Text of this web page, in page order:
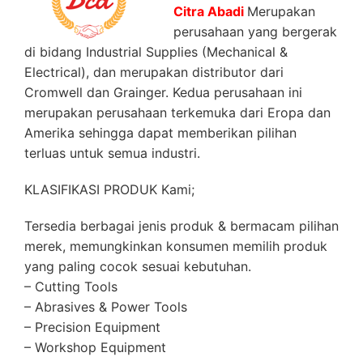
Citra Abadi Merupakan
perusahaan yang bergerak
di bidang Industrial Supplies (Mechanical &
Electrical), dan merupakan distributor dari
Cromwell dan Grainger. Kedua perusahaan ini
merupakan perusahaan terkemuka dari Eropa dan
Amerika sehingga dapat memberikan pilihan
terluas untuk semua industri.
KLASIFIKASI PRODUK Kami;
Tersedia berbagai jenis produk & bermacam pilihan
merek, memungkinkan konsumen memilih produk
yang paling cocok sesuai kebutuhan.
– Cutting Tools
– Abrasives & Power Tools
– Precision Equipment
– Workshop Equipment